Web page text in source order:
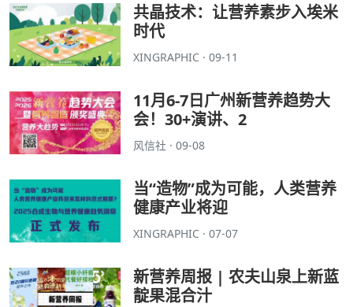
共晶技术：让营养素步入埃米
时代
XINGRAPHIC · 09-11
11月6-7日广州新营养趋势大
会！30+演讲、2
风信社 · 09-08
当“造物”成为可能，人类营养
健康产业将迎
XINGRAPHIC · 07-07
新营养周报 | 农夫山泉上新蓝
靛果混合汁